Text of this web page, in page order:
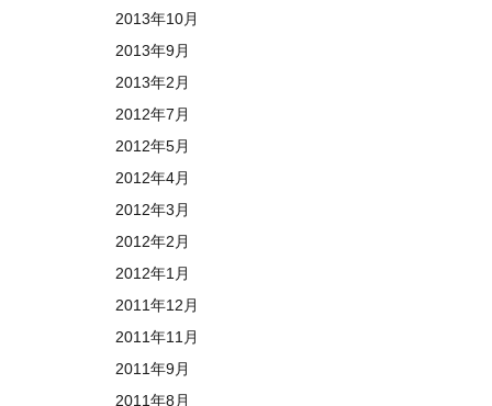
2013年10月
2013年9月
2013年2月
2012年7月
2012年5月
2012年4月
2012年3月
2012年2月
2012年1月
2011年12月
2011年11月
2011年9月
2011年8月